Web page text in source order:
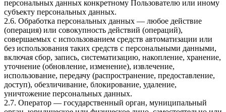
персональных данных конкретному Пользователю или иному
субъекту персональных данных.
2.6. Обработка персональных данных — любое действие
(операция) или совокупность действий (операций),
совершаемых с использованием средств автоматизации или
без использования таких средств с персональными данными,
включая сбор, запись, систематизацию, накопление, хранение,
уточнение (обновление, изменение), извлечение,
использование, передачу (распространение, предоставление,
доступ), обезличивание, блокирование, удаление,
уничтожение персональных данных.
2.7. Оператор — государственный орган, муниципальный